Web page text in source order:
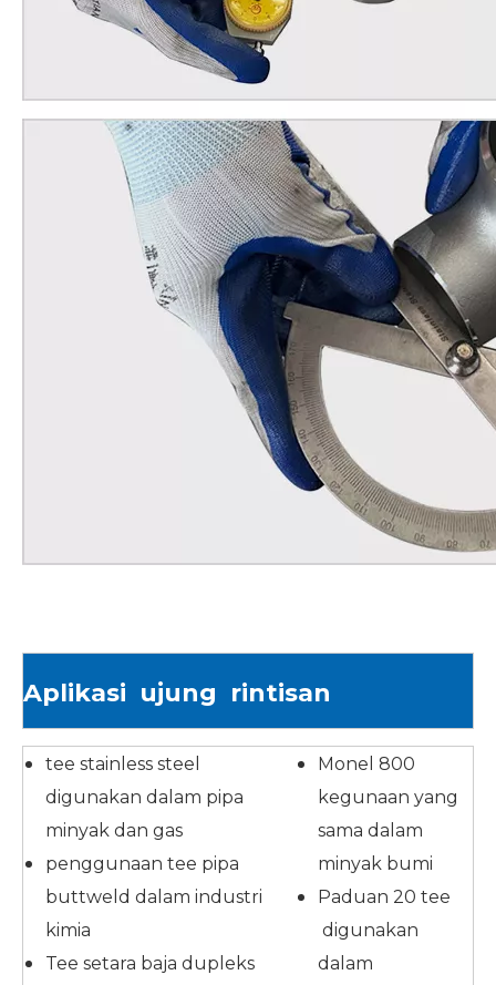
Aplikasi ujung rintisan
tee stainless steel
digunakan dalam pipa
minyak dan gas
penggunaan tee pipa
buttweld dalam industri
kimia
Tee setara baja dupleks
Monel 800
kegunaan yang
sama dalam
minyak bumi
Paduan 20 tee
digunakan
dalam